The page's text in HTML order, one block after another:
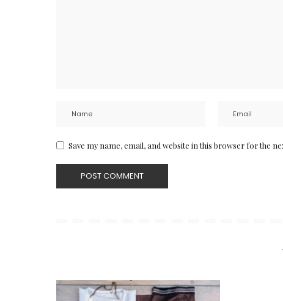
Save my name, email, and website in this browser for the